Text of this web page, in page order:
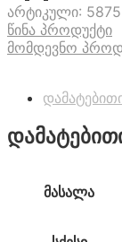
არტიკული: 5875
წინა პროდუქტი
მომდევნო
მასალა